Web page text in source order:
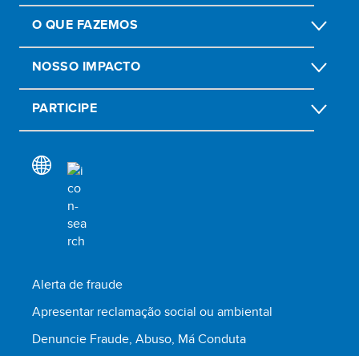
O QUE FAZEMOS
NOSSO IMPACTO
PARTICIPE
Alerta de fraude
Apresentar reclamação social ou ambiental
Denuncie Fraude, Abuso, Má Conduta